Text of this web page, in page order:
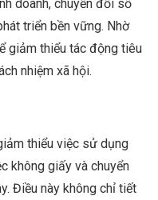
doanh, chuyển đổi số
triển bền vững. Nhờ
giảm thiểu tác động tiêu
nhiệm xã hội.
thiểu việc sử dụng
không giấy và chuyển
Điều này không chỉ tiết